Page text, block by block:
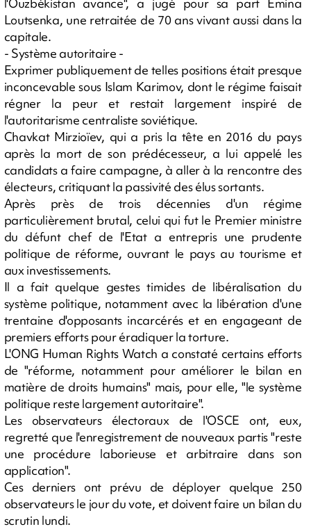
Loutsenka, une retraitée de 70 ans vivant aussi dans la
capitale.
- Système autoritaire -
Exprimer publiquement de telles positions était presque
inconcevable sous Islam Karimov, dont le régime faisait
régner la peur et restait largement inspiré de
l'autoritarisme centraliste soviétique.
Chavkat Mirzioïev, qui a pris la tête en 2016 du pays
après la mort de son prédécesseur, a lui appelé les
candidats a faire campagne, à aller à la rencontre des
électeurs, critiquant la passivité des élus sortants.
Après près de trois décennies d'un régime
particulièrement brutal, celui qui fut le Premier ministre
du défunt chef de l'Etat a entrepris une prudente
politique de réforme, ouvrant le pays au tourisme et
aux investissements.
Il a fait quelque gestes timides de libéralisation du
système politique, notamment avec la libération d'une
trentaine d'opposants incarcérés et en engageant de
premiers efforts pour éradiquer la torture.
L'ONG Human Rights Watch a constaté certains efforts
de "réforme, notamment pour améliorer le bilan en
matière de droits humains" mais, pour elle, "le système
politique reste largement autoritaire".
Les observateurs électoraux de l'OSCE ont, eux,
regretté que l'enregistrement de nouveaux partis "reste
une procédure laborieuse et arbitraire dans son
application".
Ces derniers ont prévu de déployer quelque 250
observateurs le jour du vote, et doivent faire un bilan du
scrutin lundi.